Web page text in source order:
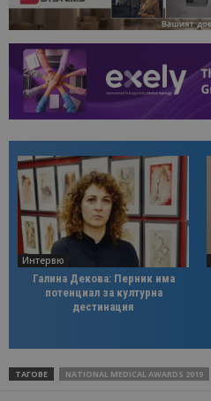
Интервю
Галина Декова: Перник има
потенциал за културна
дестинация
ТАГОВЕ NATIONAL MEDICAL AWARDS 2019